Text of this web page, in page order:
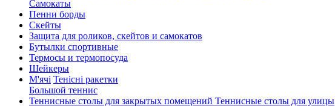
Cамокаты
Пенни борды
Скейты
Защита для роликов, скейтов и самокатов
Бутылки спортивные
Термосы и термопосуда
Шейкеры
М'ячі Тенісні ракетки
Большой теннис
Теннисные столы для закрытых помещений Теннисные столы для улицы